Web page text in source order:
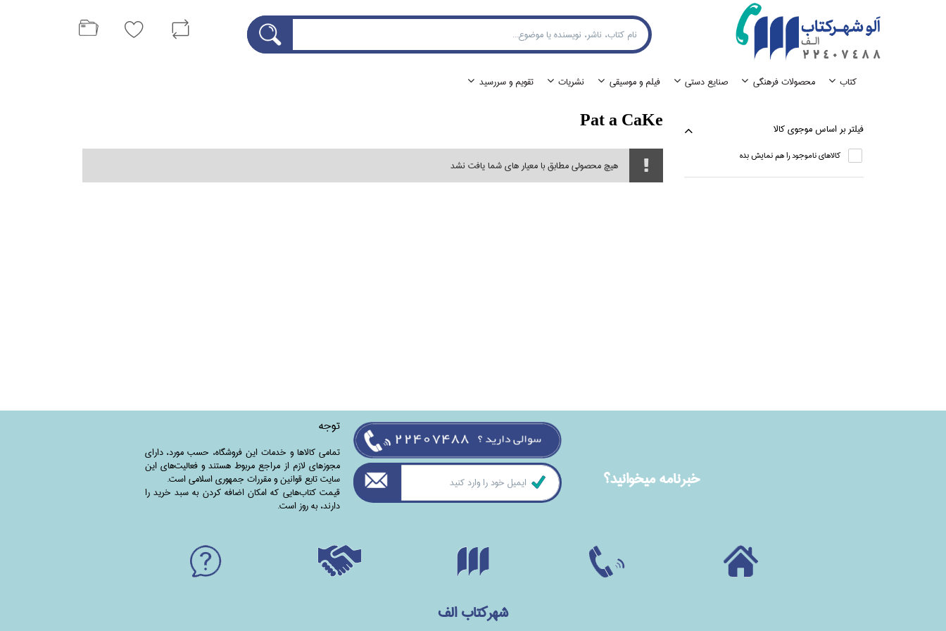
كتاب محصولات فرهنگي صنايع دستي فيلم و موسيقي نشريات تقويم و سررسيد
فيلتر بر اساس موجوي كالا
كالاهاي ناموجود را هم نمايش بده
Pat a CaKe
هیچ محصولی مطابق با معیار های شما یافت نشد
خبرنامه ميخوانيد؟
توجه
تمامی‌ کالاها و خدمات این فروشگاه، حسب مورد،‌ دارای
مجوزهای لازم از مراجع مربوط هستند ‌و‌‌ فعالیت‌های این
سایت تابع قوانین و مقررات جمهوری اسلامی است.
قیمت کتاب‌هایی که امکان اضافه کردن به سبد خرید را
دارند،‌ به روز است.
شهرکتاب الف